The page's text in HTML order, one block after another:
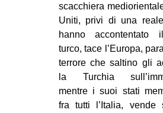
MEDIO ORIENTE
MONDO
EVENTI
in
scacchiera
Uniti, privi di una
hanno accontentato
turco, tace l’Europa,
terrore che saltino gli
la Turchia
mentre i suoi stati
fra tutti l’Italia, vende